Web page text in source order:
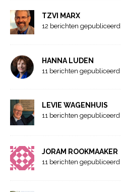
TZVI MARX
12 berichten gepubliceerd
HANNA LUDEN
11 berichten gepubliceerd
LEVIE WAGENHUIS
11 berichten gepubliceerd
JORAM ROOKMAAKER
11 berichten gepubliceerd